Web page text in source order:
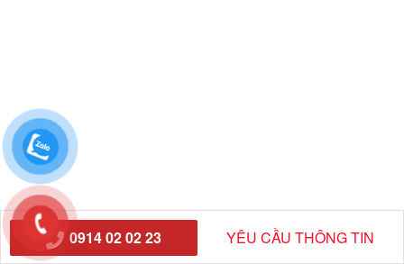
0914 02 02 23 YÊU CẦU THÔNG TIN